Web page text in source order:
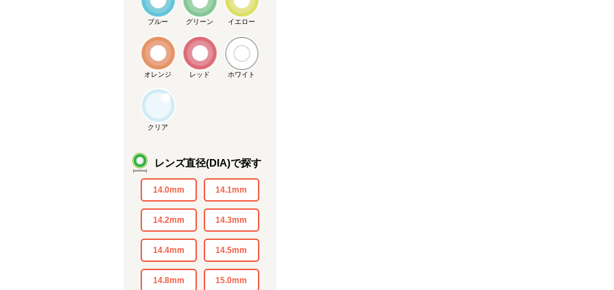
ブルー グリーン イエロー
オレンジ レッド ホワイト
クリア
レンズ直径(DIA)で探す
14.0mm 14.1mm
14.2mm 14.3mm
14.4mm 14.5mm
14.8mm 15.0mm